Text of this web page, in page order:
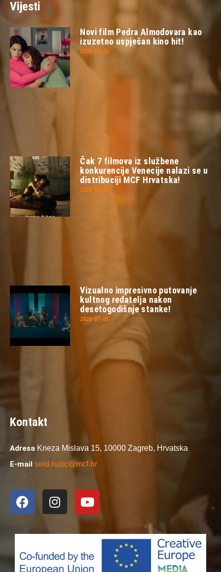
Vijesti
Novi film Pedra Almodovara kao
izuzetno uspješan kino hit!
2026-07-26
Čak 7 filmova iz službene
konkurencije Venecije nalazi se u
distribuciji MCF Hrvatska!
2026-07-23
Vizualno impresivno putovanje
kultnog redatelja nakon
desetogodišnje stanke!
2026-07-05
Kontakt
Adresa Kneza Mislava 15, 10000 Zagreb, Hrvatska
E-mail seid.ruzic@mcf.hr